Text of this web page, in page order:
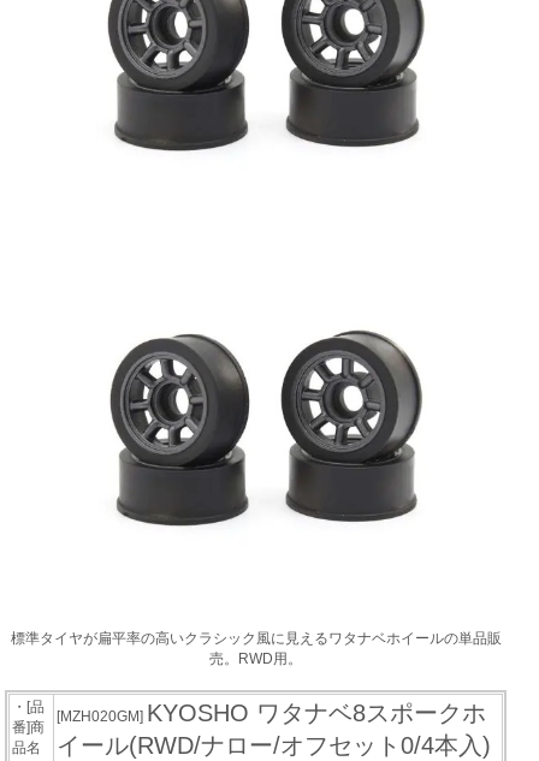
標準タイヤが扁平率の高いクラシック風に見えるワタナベホイールの単品販
売。RWD用。
・[品
番]商
品名
[MZH020GM] KYOSHO ワタナベ8スポークホ
イール(RWD/ナロー/オフセット0/4本入)